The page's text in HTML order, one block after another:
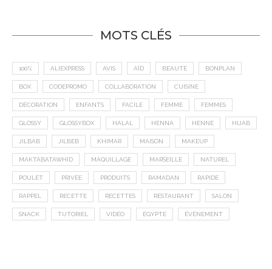
MOTS CLÉS
100% ALIEXPRESS AVIS AÏD BEAUTÉ BONPLAN
BOX CODEPROMO COLLABORATION CUISINE
DÉCORATION ENFANTS FACILE FEMME FEMMES
GLOSSY GLOSSYBOX HALAL HENNA HENNÉ HIJAB
JILBAB JILBEB KHIMAR MAISON MAKEUP
MAKTABATAWHID MAQUILLAGE MARSEILLE NATUREL
POULET PRIVÉE PRODUITS RAMADAN RAPIDE
RAPPEL RECETTE RECETTES RESTAURANT SALON
SNACK TUTORIEL VIDÉO ÉGYPTE ÉVÉNEMENT